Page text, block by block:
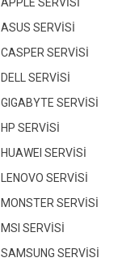
ASUS SERVİSİ
CASPER SERVİSİ
DELL SERVİSİ
GIGABYTE SERVİSİ
HP SERVİSİ
HUAWEI SERVİSİ
LENOVO SERVİSİ
MONSTER SERVİSİ
MSI SERVİSİ
SAMSUNG SERVİSİ